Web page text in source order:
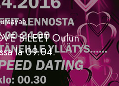
BILEET Oulun
la 09.04.